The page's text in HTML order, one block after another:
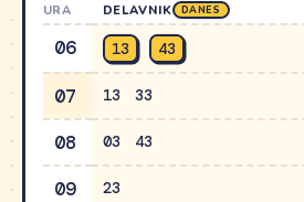
URA DELAVNIK DANES
06 13 43
07 13 33
08 03 43
09 23